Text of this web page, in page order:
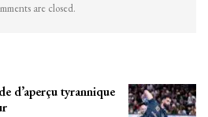
are closed.
d’aperçu tyrannique